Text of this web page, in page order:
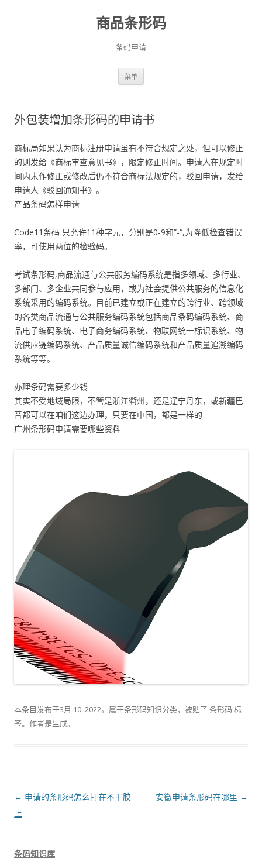
商品条形码
条码申请
菜单
外包装增加条形码的申请书
商标局如果认为商标注册申请虽有不符合规定之处，但可以修正
的则发给《商标审查意见书》，限定修正时间。申请人在规定时
间内未作修正或修改后仍不符合商标法规定的，驳回申请，发给
申请人《驳回通知书》。
产品条码怎样申请
Code11条码 只允许11种字元，分别是0-9和”-“,为降低检查错误
率，可使用两位的检验码。
考试条形码,商品流通与公共服务编码系统是指多领域、多行业、
多部门、多企业共同参与应用，或为社会提供公共服务的信息化
系统采用的编码系统。目前已建立或正在建立的跨行业、跨领域
的各类商品流通与公共服务编码系统包括商品条码编码系统、商
品电子编码系统、电子商务编码系统、物联网统一标识系统、物
流供应链编码系统、产品质量诚信编码系统和产品质量追溯编码
系统等等。
办理条码需要多少钱
其实不受地域局限，不管是浙江衢州，还是辽宁丹东，或新疆巴
音都可以在咱们这边办理，只要在中国，都是一样的
广州条形码申请需要哪些资料
本条目发布于3月 10, 2022。属于条形码知识分类，被贴了 条形码 标
签。 作者是生成。
文
章
← 申请的条形码怎么打在不干胶
上
安徽申请条形码在哪里 →
条码知识库